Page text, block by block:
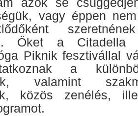
vagy éppen
Őket a Citadella
Piknik fesztivállal
a
valamint
közös zenélés,